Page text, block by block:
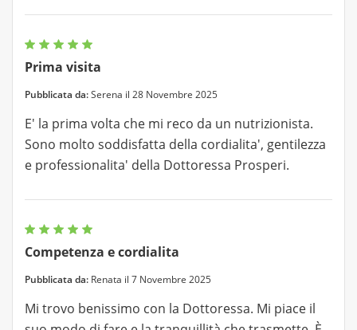
Prima visita
Pubblicata da:Serena il 28 Novembre 2025
E' la prima volta che mi reco da un nutrizionista.
Sono molto soddisfatta della cordialita', gentilezza
e professionalita' della Dottoressa Prosperi.
Competenza e cordialita
Pubblicata da: Renata il 7 Novembre 2025
Mi trovo benissimo con la Dottoressa. Mi piace il